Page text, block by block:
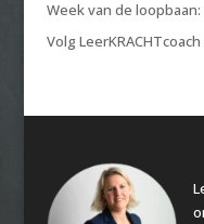
Week van de
Volg